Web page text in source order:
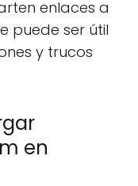
enlaces a
puede ser útil
y trucos
en